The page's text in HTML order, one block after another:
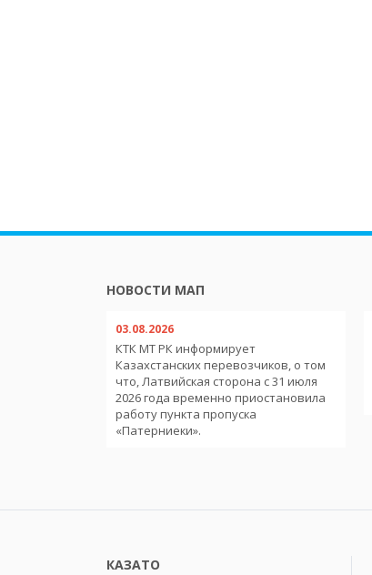
НОВОСТИ МАП
03.08.2026
КТК МТ РК информирует
Казахстанских перевозчиков, о том
что, Латвийская сторона с 31 июля
2026 года временно приостановила
работу пункта пропуска
«Патерниеки».
КАЗАТО